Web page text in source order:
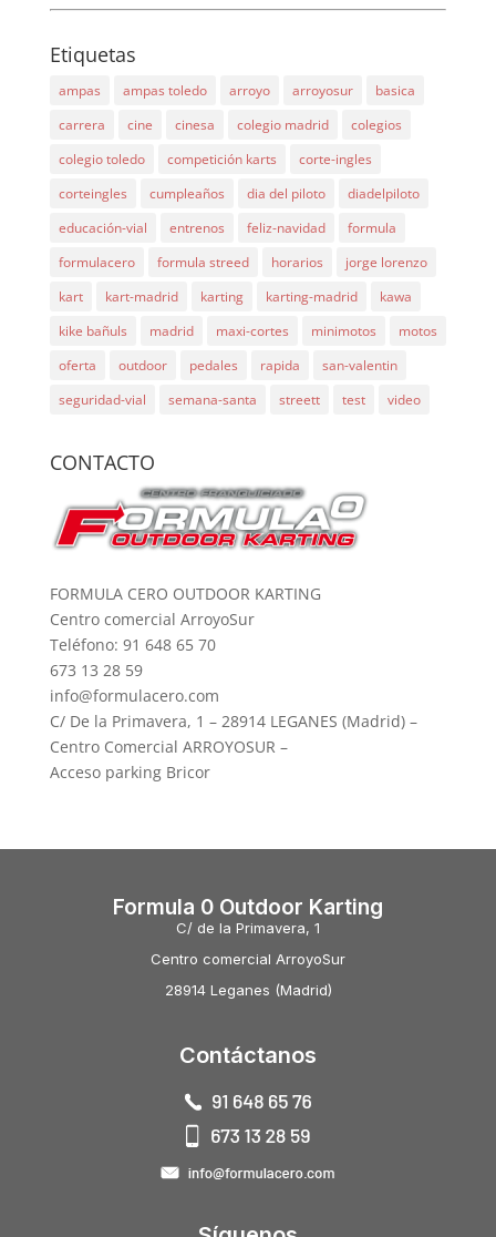
Etiquetas
ampas ampas toledo arroyo arroyosur
basica
carrera
cine cinesa colegio madrid
colegios
colegio toledo
competición karts
corte-ingles
corteingles
cumpleaños dia del piloto
diadelpiloto
educación-vial
entrenos feliz-navidad
formula
formulacero
formula streed horarios
jorge lorenzo
kart
kart-madrid karting karting-madrid
kawa
kike bañuls
madrid maxi-cortes minimotos
motos
oferta
outdoor pedales rapida
san-valentin
seguridad-vial
semana-santa streett test video
CONTACTO
FORMULA CERO OUTDOOR KARTING
Centro comercial ArroyoSur
Teléfono: 91 648 65 70
673 13 28 59
info@formulacero.com
C/ De la Primavera, 1 – 28914 LEGANES (Madrid) –
Centro Comercial ARROYOSUR –
Acceso parking Bricor
Formula 0 Outdoor Karting
C/ de la Primavera, 1
Centro comercial ArroyoSur
28914 Leganes (Madrid)
Contáctanos